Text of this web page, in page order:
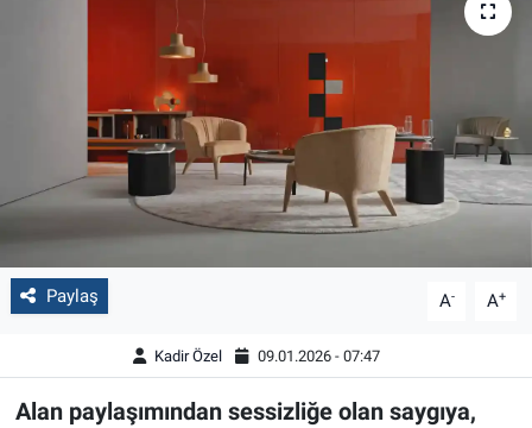
Paylaş A- A+
Kadir Özel 09.01.2026 - 07:47
Alan paylaşımından sessizliğe olan saygıya,